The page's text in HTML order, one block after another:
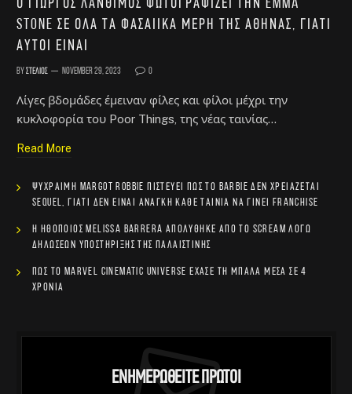
Ο Γιώργος Λάνθιμος φωτογραφίζει την Emma
Stone σε όλα τα φασαίικα μέρη της Αθήνας, γιατί
αυτοί είναι
ByΣτέλιος November 29, 2023 0
Λίγες βδομάδες έμειναν φίλες και φίλοι μέχρι την
κυκλοφορία του Poor Things, της νέας ταινίας…
Read More
Ψύχραιμη Margot Robbie πιστεύει πως το Barbie δεν χρειάζεται
sequel, γιατί δεν είναι ανάγκη κάθε ταινία να γίνει franchise
Η ηθοποιός Melissa Barrera απολύθηκε από το Scream λόγω
δηλώσεων υποστήριξης της Παλαιστίνης
Πώς το Marvel Cinematic Universe έχασε τη μπάλα μέσα σε 4
χρόνια
Ενημερωθείτε Πρώτοι